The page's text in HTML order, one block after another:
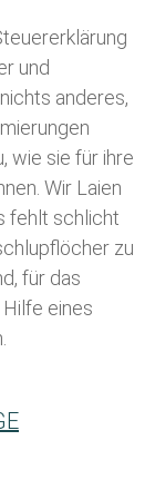
uererklärung
und
anderes,
wie sie für ihre
Wir Laien
fehlt schlicht
zu
für das
eines